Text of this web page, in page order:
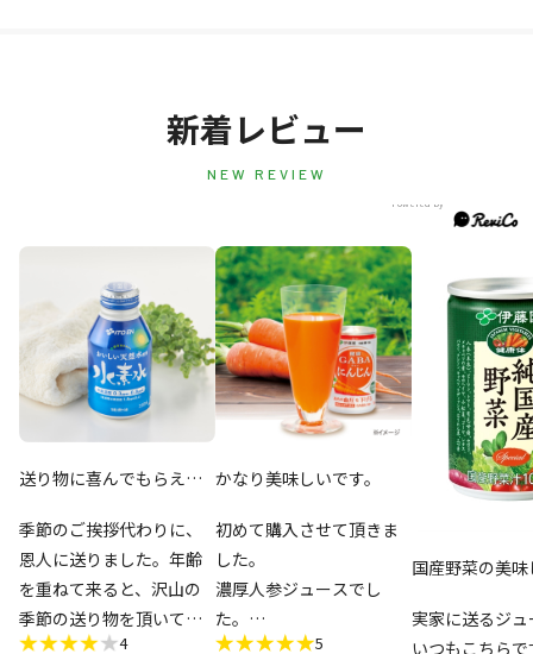
新着レビュー
NEW REVIEW
送り物に喜んでもらえま
季節のご挨拶代わりに、
恩人に送りました。年齢
を重ねて来ると、沢山の
季節の送り物を頂いても
なかなか困る事があった
4
かなり美味しいです。
初めて購入させて頂きま
した。
濃厚人参ジュースでし
た。
丁度いい量で飲み安い。
5
国産野菜の美味
実家に送るジ
いつもこちらで